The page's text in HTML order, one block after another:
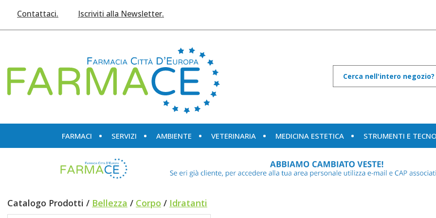
principale
Contattaci. Iscriviti alla Newsletter.
Prodotto
FARMACI SERVIZI AMBIENTE VETERINARIA MEDICINA ESTETICA STRUMENTI E
Catalogo Prodotti / Bellezza / Corpo / Idratanti